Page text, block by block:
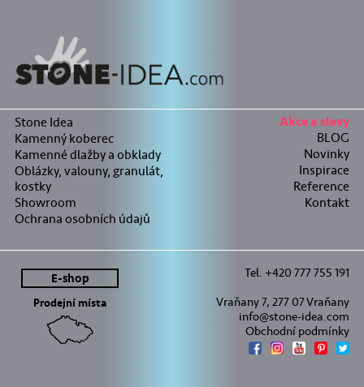
Stone Idea
Kamenný koberec
Kamenné dlažby a obklady
Oblázky, valouny, granulát,
kostky
Showroom
Ochrana osobních údajů
Akce a slevy
BLOG
Novinky
Inspirace
Reference
Kontakt
E-shop
Prodejní místa
Tel. +420 777 755 191
Vraňany 7, 277 07 Vraňany
info@stone-idea.com
Obchodní podmínky